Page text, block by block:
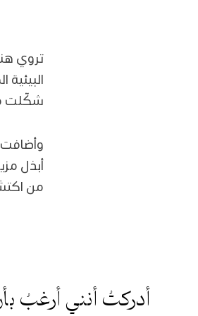
تروي
شكّلت
أبذل
من
أدركتُ أنني أرغبُ